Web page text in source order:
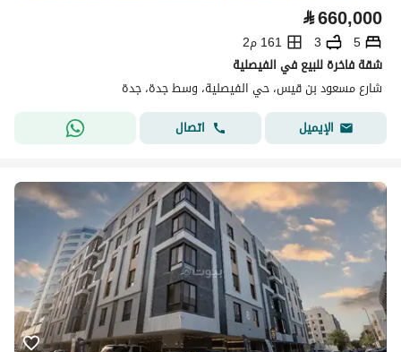
⃁660,000
5
3
161 م2
شقة فاخرة للبيع في الفيصلية
شارع مسعود بن قيس، حي الفيصلية، وسط جدة، جدة
الإيميل
اتصال